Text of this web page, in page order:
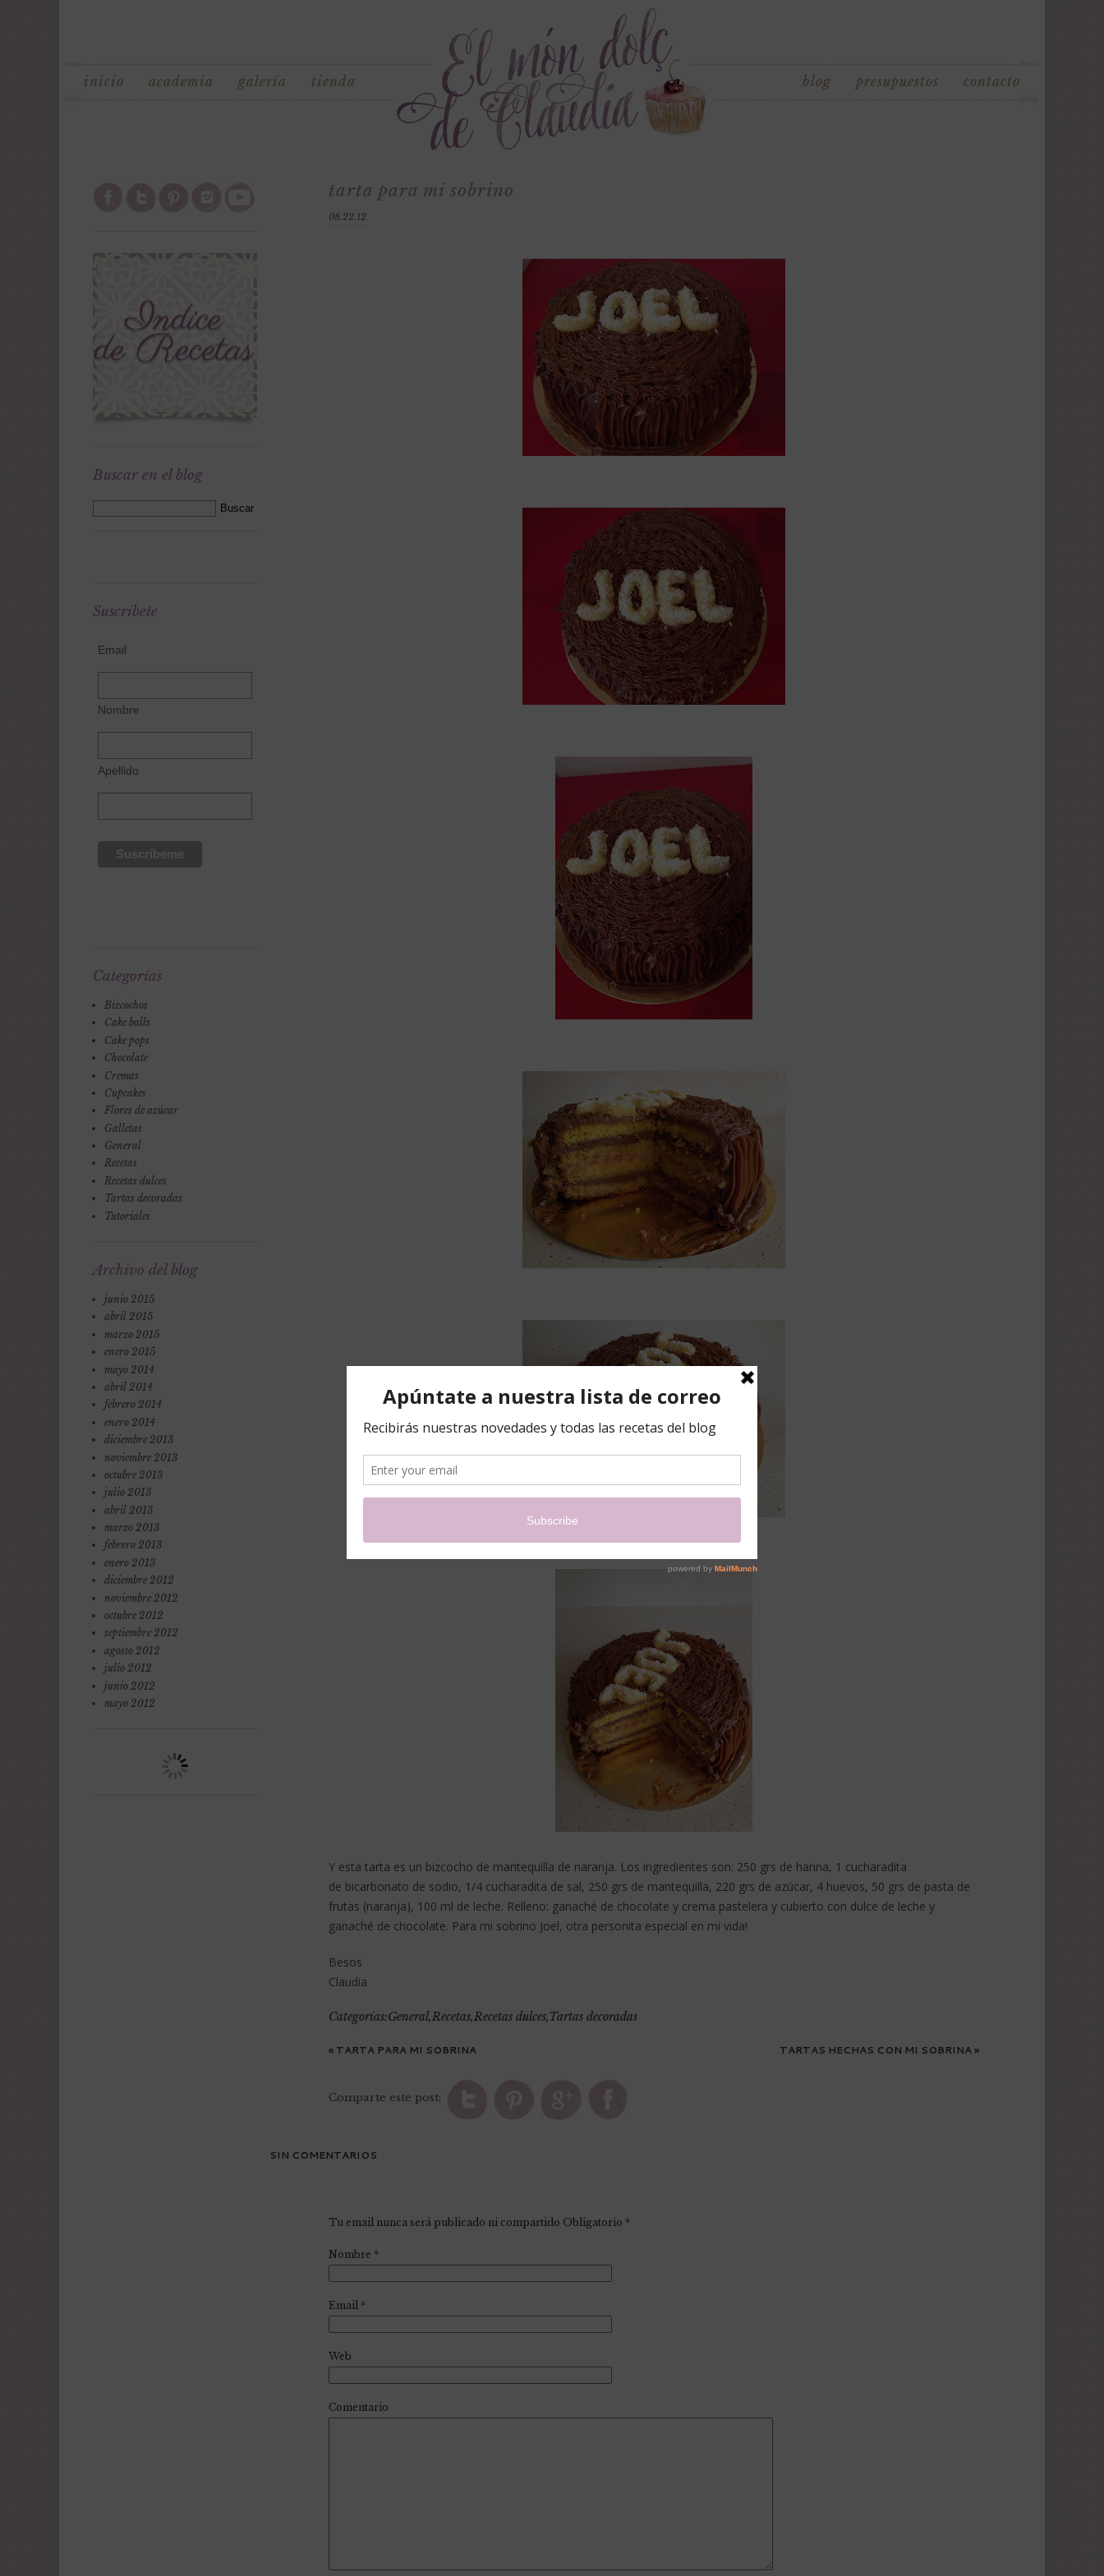
inicio academia galería tienda contacto
presupuestos
blog
Buscar en el blog
Suscríbete
Email
Nombre
Apellido
Categorías
Bizcochos
Cake balls
Cake pops
Chocolate
Cremas
Cupcakes
Flores de azúcar
Galletas
General
Recetas
Recetas dulces
Tartas decoradas
Tutoriales
Archivo del blog
junio 2015
abril 2015
marzo 2015
enero 2015
mayo 2014
abril 2014
febrero 2014
enero 2014
diciembre 2013
noviembre 2013
octubre 2013
julio 2013
abril 2013
marzo 2013
febrero 2013
enero 2013
diciembre 2012
noviembre 2012
octubre 2012
septiembre 2012
agosto 2012
julio 2012
junio 2012
mayo 2012
tarta para mi sobrino
08.22.12
Y esta tarta es un bizcocho de mantequilla de naranja. Los ingredientes son: 250 grs de harina, 1 cucharadita
de bicarbonato de sodio, 1/4 cucharadita de sal, 250 grs de mantequilla, 220 grs de azúcar, 4 huevos, 50 grs de pasta de
frutas (naranja), 100 ml de leche. Relleno: ganaché de chocolate y crema pastelera y cubierto con dulce de leche y
ganaché de chocolate. Para mi sobrino Joel, otra personita especial en mi vida!
Besos
Claudia
Categorías:General,Recetas,Recetas dulces,Tartas decoradas
« TARTA PARA MI SOBRINA TARTAS HECHAS CON MI SOBRINA»
Comparte este post:
SIN COMENTARIOS
Tu email nunca será publicado ni compartido Obligatorio *
Nombre *
Email *
Web
Comentario